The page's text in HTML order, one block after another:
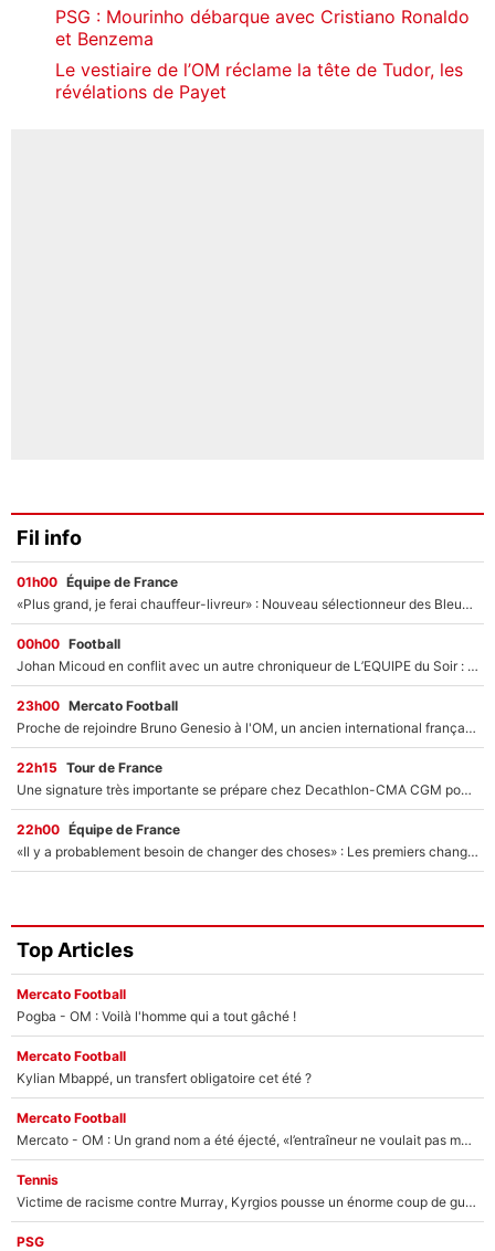
PSG : Mourinho débarque avec Cristiano Ronaldo
et Benzema
Le vestiaire de l’OM réclame la tête de Tudor, les
révélations de Payet
Fil info
01h00 Équipe de France
«Plus grand, je ferai chauffeur-livreur» : Nouveau sélectionneur des Bleus, Zinédine Zidane s’était imaginé un avenir très différent lorsqu'il était enfant
00h00 Football
Johan Micoud en conflit avec un autre chroniqueur de L’EQUIPE du Soir : «Pendant un moment, je ne les ai pas remis ensemble dans l'émission»
23h00 Mercato Football
Proche de rejoindre Bruno Genesio à l'OM, un ancien international français va finalement débarquer... sur RMC !
22h15 Tour de France
Une signature très importante se prépare chez Decathlon-CMA CGM pour aider Paul Seixas à gagner le Tour de France 2027
22h00 Équipe de France
«Il y a probablement besoin de changer des choses» : Les premiers changements de Zinedine Zidane en équipe de France sont révélés ?
Top Articles
Mercato Football
Pogba - OM : Voilà l'homme qui a tout gâché !
Mercato Football
Kylian Mbappé, un transfert obligatoire cet été ?
Mercato Football
Mercato - OM : Un grand nom a été éjecté, «l’entraîneur ne voulait pas me conserver»
Tennis
Victime de racisme contre Murray, Kyrgios pousse un énorme coup de gueule !
PSG